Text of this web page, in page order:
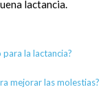
lactancia.
la lactancia?
mejorar las molestias?